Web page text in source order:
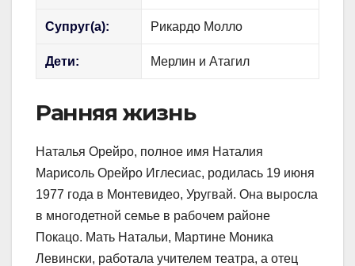
Супруг(а): Рикардо Молло
Дети: Мерлин и Атагил
Ранняя жизнь
Наталья Орейро, полное имя Наталия
Марисоль Орейро Иглесиас, родилась 19 июня
1977 года в Монтевидео, Уругвай. Она выросла
в многодетной семье в рабочем районе
Покацо. Мать Натальи, Мартине Моника
Левински, работала учителем театра, а отец